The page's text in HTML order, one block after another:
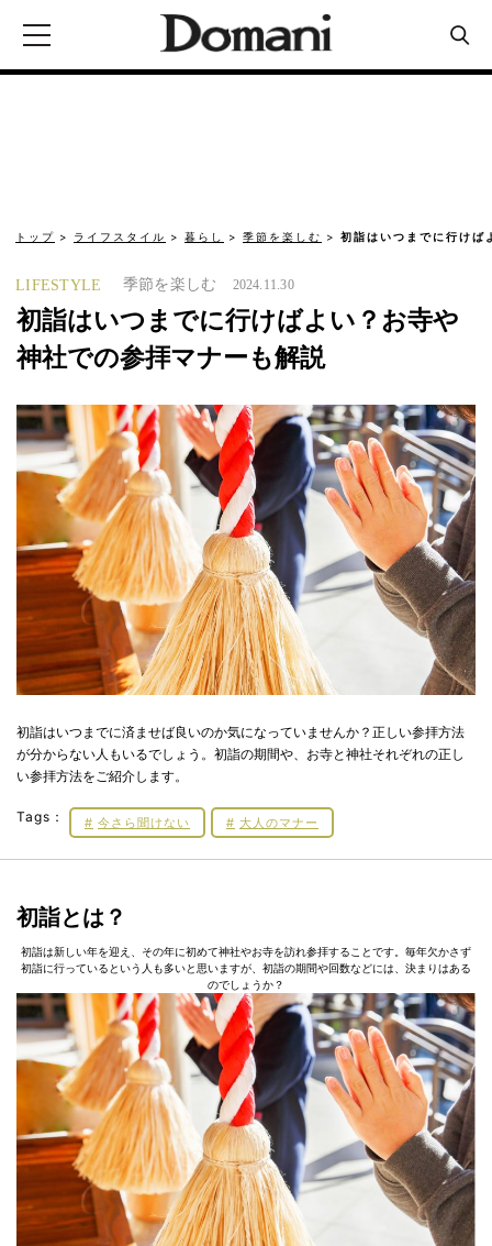
トップ ライフスタイル 暮らし 季節を楽しむ 初詣はいつまでに行けば
LIFESTYLE 季節を楽しむ 2024.11.30
初詣はいつまでに行けばよい？お寺や
神社での参拝マナーも解説
初詣はいつまでに済ませば良いのか気になっていませんか？正しい参拝方法
が分からない人もいるでしょう。初詣の期間や、お寺と神社それぞれの正し
い参拝方法をご紹介します。
Tags： 今さら聞けない 大人のマナー
初詣とは？
初詣は新しい年を迎え、その年に初めて神社やお寺を訪れ参拝することです。毎年欠かさず
初詣に行っているという人も多いと思いますが、初詣の期間や回数などには、決まりはある
のでしょうか？